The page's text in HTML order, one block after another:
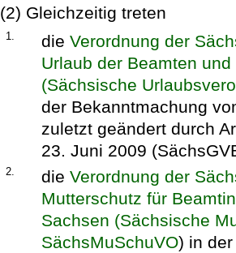
(2) Gleichzeitig treten
1. dieVerordnung der
Urlaub der Beamten
(Sächsische
der Bekanntmachung
zuletzt geändert durch
23. Juni 2009
2. dieVerordnung der
Mutterschutz für
Sachsen (Sächsische
SächsMuSchuVO) in